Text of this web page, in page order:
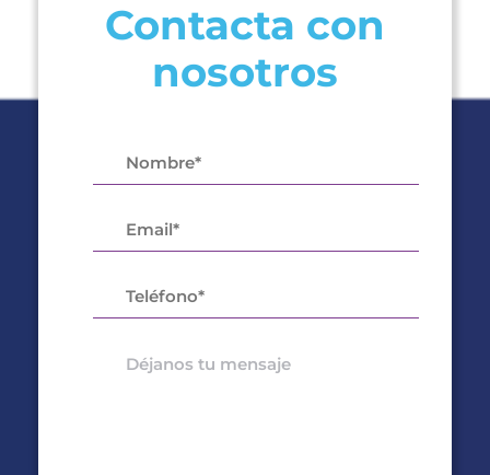
Contacta con
nosotros